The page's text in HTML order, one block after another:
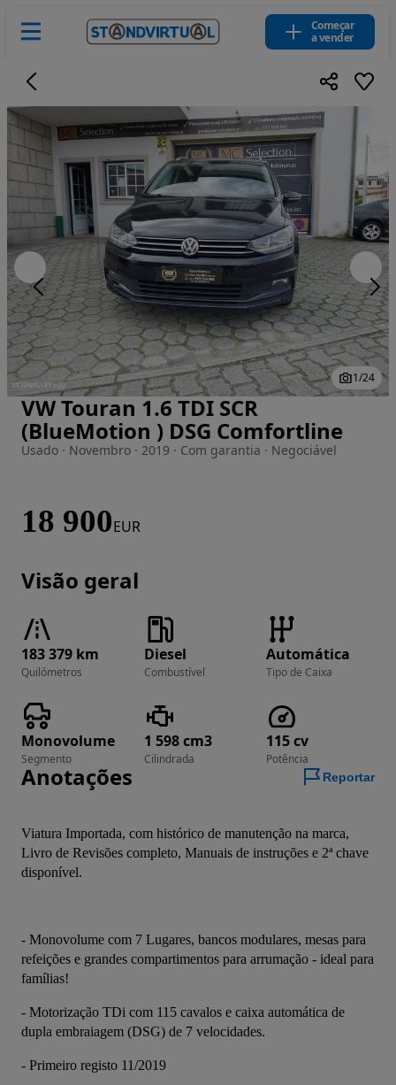
Começar
a vender
Imagem 1 de 24
1/24
VW Touran 1.6 TDI SCR
(BlueMotion ) DSG Comfortline
Usado · Novembro · 2019 · Com garantia · Negociável
18 900EUR
Visão geral
183 379 km
Quilómetros
Diesel
Combustível
Automática
Tipo de Caixa
Monovolume
Segmento
1 598 cm3
Cilindrada
115 cv
Potência
Anotações Reportar
Viatura Importada, com histórico de manutenção na marca,
Livro de Revisões completo, Manuais de instruções e 2ª chave
disponível.
- Monovolume com 7 Lugares, bancos modulares, mesas para
refeições e grandes compartimentos para arrumação - ideal para
famílias!
- Motorização TDi com 115 cavalos e caixa automática de
dupla embraiagem (DSG) de 7 velocidades.
- Primeiro registo 11/2019